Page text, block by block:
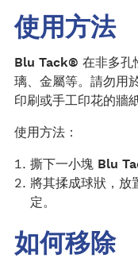
使用方法
Blu Tack® 在非多孔
璃、金屬等。請勿用
印刷或手工印花的牆紙
使用方法：
撕下一小塊 Blu
將其揉成球狀，放
定。
如何移除